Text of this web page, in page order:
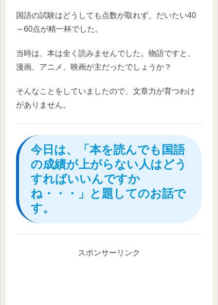
国語の試験はどうしても点数が取れず、だいたい40
～60点が精一杯でした。
当時は、本は全く読みませんでした。物語ですと、
漫画、アニメ、映画が主だったでしょうか？
そんなことをしていましたので、文章力が育つわけ
がありません。
今日は、「本を読んでも国語
の成績が上がらない人はどう
すればいいんですか
ね・・・」と題してのお話で
す。
スポンサーリンク